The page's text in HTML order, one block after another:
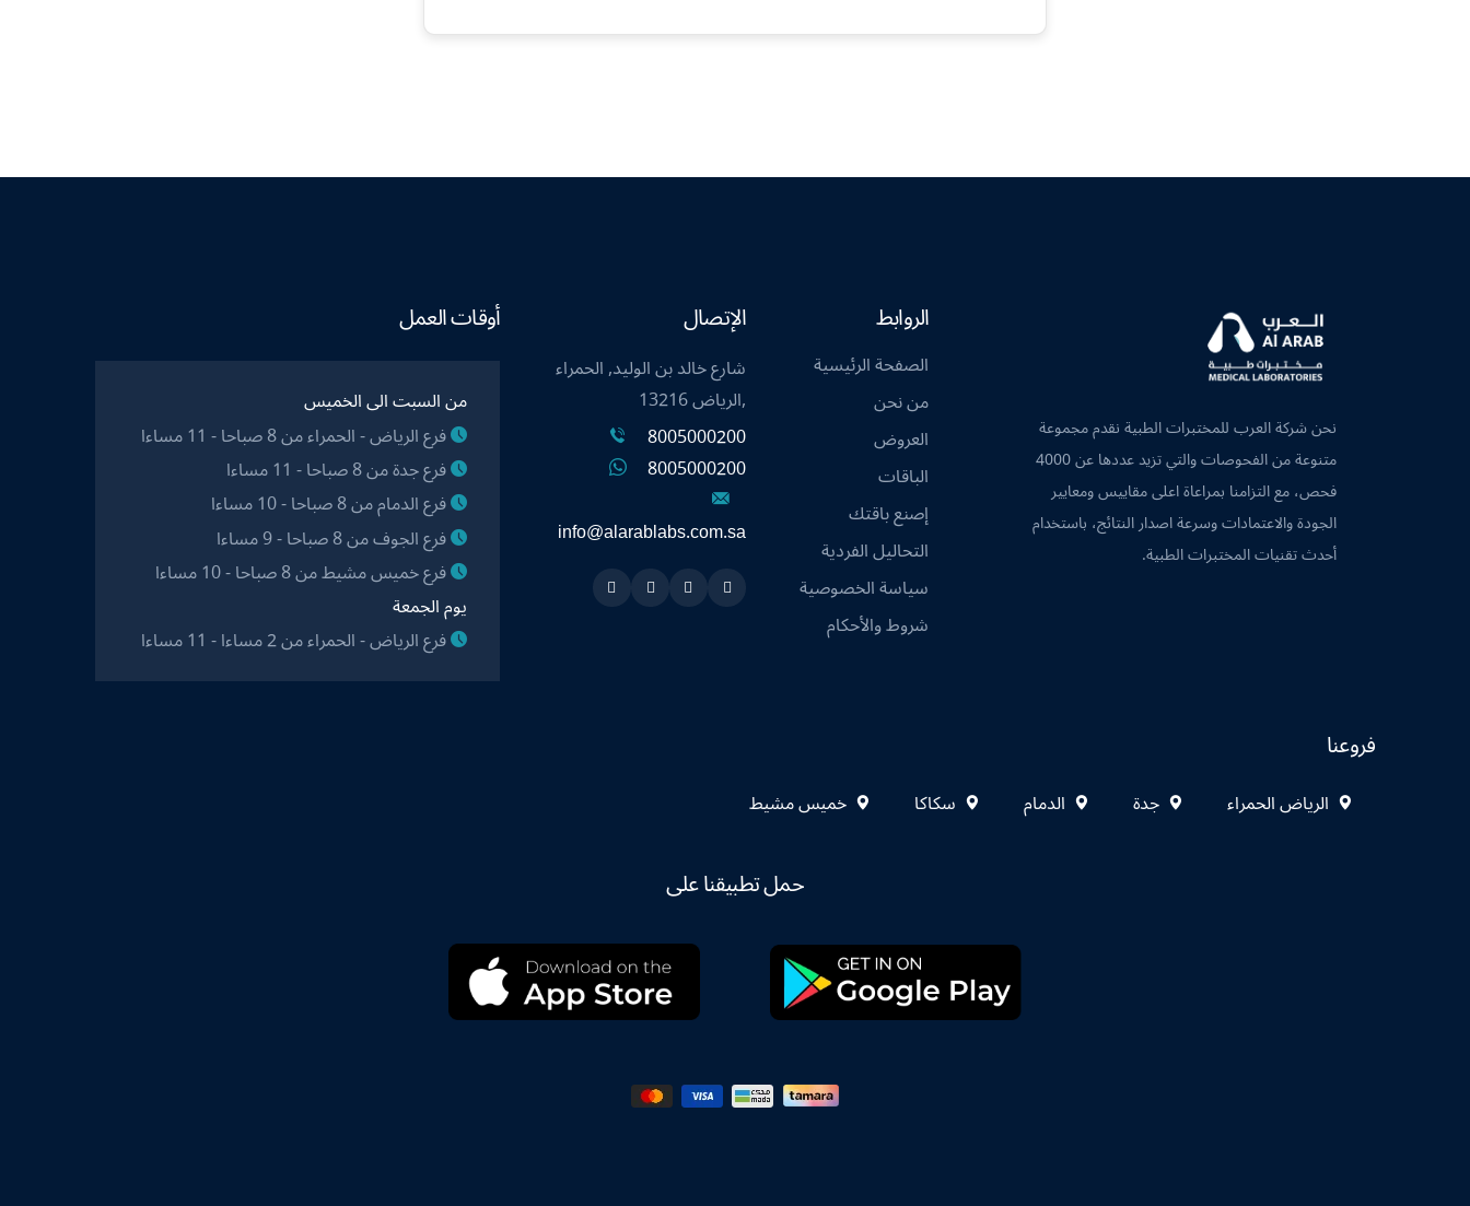
نحن شركة العرب للمختبرات الطبية نقدم مجموعة
متنوعة من الفحوصات والتي تزيد عددها عن 4000
فحص، مع التزامنا بمراعاة اعلى مقاييس ومعايير
الجودة والاعتمادات وسرعة اصدار النتائج، باستخدام
أحدث تقنيات المختبرات الطبية.
الروابط
الصفحة الرئيسية
من نحن
العروض
الباقات
إصنع باقتك
التحاليل الفردية
سياسة الخصوصية
شروط والأحكام
الإتصال
شارع خالد بن الوليد, الحمراء
,الرياض 13216
8005000200
8005000200
info@alarablabs.com.sa
Snapchat
Twitter
Linkedin
Instagram
أوقات العمل
من السبت الى الخميس
فرع الرياض - الحمراء من 8 صباحا - 11 مساءا
فرع جدة من 8 صباحا - 11 مساءا
فرع الدمام من 8 صباحا - 10 مساءا
فرع الجوف من 8 صباحا - 9 مساءا
فرع خميس مشيط من 8 صباحا - 10 مساءا
يوم الجمعة
فرع الرياض - الحمراء من 2 مساءا - 11 مساءا
فروعنا
الرياض الحمراء جدة الدمام سكاكا خميس مشيط
حمل تطبيقنا على